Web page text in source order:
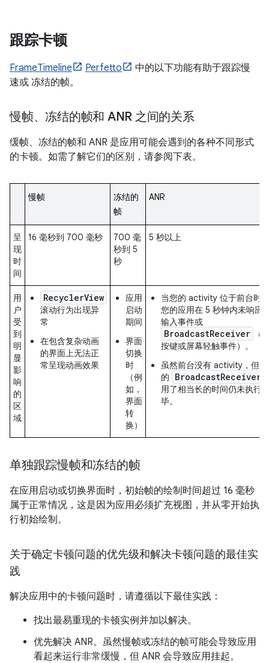
跟踪卡顿
FrameTimeline Perfetto
中的以下功能有助于跟踪慢
速或 冻结的帧。
慢帧、冻结的帧和 ANR 之间的关系
缓帧、冻结的帧和 ANR 是应用可能会遇到的各种不同形式
的卡顿。如需了解它们的区别，请参阅下表。
慢帧
冻结的
帧
ANR
呈
现
时
间
16 毫秒到 700 毫秒
700 毫
秒到 5
秒
5 秒以上
用
户
受
到
明
显
影
响
的
区
域
RecyclerView
滚动行为出现异
常
在包含复杂动画
的界面上无法正
常呈现动画效果
应用
启动
期间
界面
切换
时
（例
如，
界面
转
换）
当您的 activity 位于前台时
您的应用在 5 秒钟内未响应
输入事件或
BroadcastReceiver
（
按键或屏幕轻触事件）。
虽然前台没有 activity，但您
的
BroadcastReceiver
用了相当长的时间仍未执行
毕。
单独跟踪慢帧和冻结的帧
在应用启动或切换界面时，初始帧的绘制时间超过 16 毫秒
属于正常情况，这是因为应用必须扩充视图，并从零开始执
行初始绘制。
关于确定卡顿问题的优先级和解决卡顿问题的最佳实
践
解决应用中的卡顿问题时，请遵循以下最佳实践：
找出最易重现的卡顿实例并加以解决。
优先解决 ANR。虽然慢帧或冻结的帧可能会导致应用
看起来运行非常缓慢，但 ANR 会导致应用挂起。